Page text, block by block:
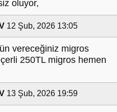
oluyor,
12 Şub, 2026 13:05
vereceğiniz migros
250TL migros hemen
13 Şub, 2026 19:59